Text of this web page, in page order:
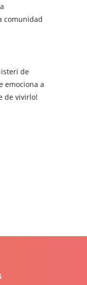
comunidad
de
emociona a
de vivirlo!